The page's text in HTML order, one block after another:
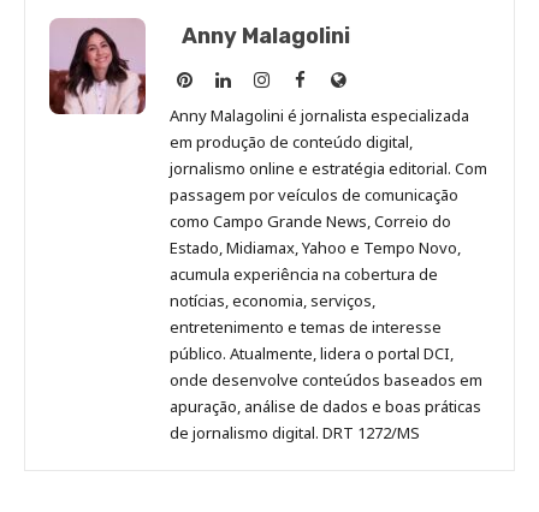
Anny Malagolini
Anny
Malagolini
no
Pinterest
Anny
Malagolini
no
LinkedIn
Anny
Malagolini
no
Instagram
Anny
Malagolini
no
Facebook
Site
de
Anny
Malagolini
Anny Malagolini é jornalista especializada
em produção de conteúdo digital,
jornalismo online e estratégia editorial. Com
passagem por veículos de comunicação
como Campo Grande News, Correio do
Estado, Midiamax, Yahoo e Tempo Novo,
acumula experiência na cobertura de
notícias, economia, serviços,
entretenimento e temas de interesse
público. Atualmente, lidera o portal DCI,
onde desenvolve conteúdos baseados em
apuração, análise de dados e boas práticas
de jornalismo digital. DRT 1272/MS